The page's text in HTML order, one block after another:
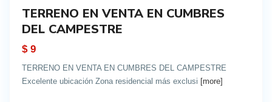
TERRENO EN VENTA EN CUMBRES
DEL CAMPESTRE
$ 9
TERRENO EN VENTA EN CUMBRES DEL CAMPESTRE
Excelente ubicación Zona residencial más exclusi [more]